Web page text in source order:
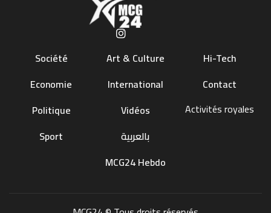
Société
Economie
Politique
Sport
Art & Culture
International
Vidéos
بالعربية
MCG24 Hebdo
Hi-Tech
Contact
Activités royales